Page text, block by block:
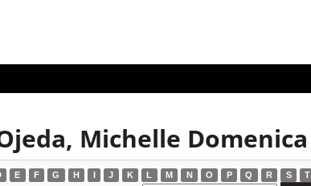
Michelle Domenica
E F G H I J K L M N O P Q R S T